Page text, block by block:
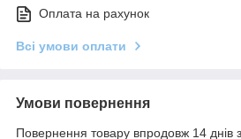
Оплата на рахунок
Всі умови оплати
Умови повернення
Повернення товару впродовж 14 днів